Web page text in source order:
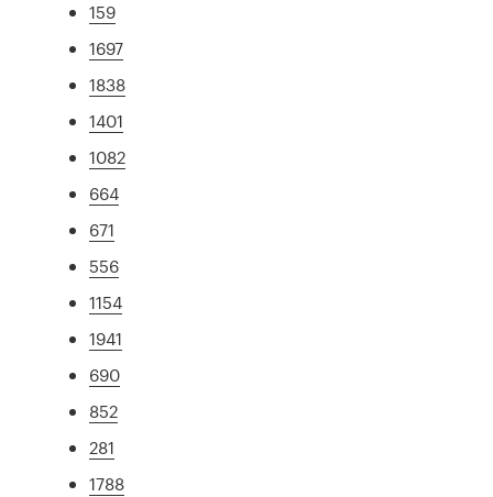
159
1697
1838
1401
1082
664
671
556
1154
1941
690
852
281
1788